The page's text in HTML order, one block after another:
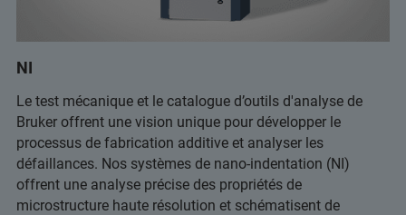
NI
Le test mécanique et le catalogue d’outils d'analyse de
Bruker offrent une vision unique pour développer le
processus de fabrication additive et analyser les
défaillances. Nos systèmes de nano-indentation (NI)
offrent une analyse précise des propriétés de
microstructure haute résolution et schématisent de